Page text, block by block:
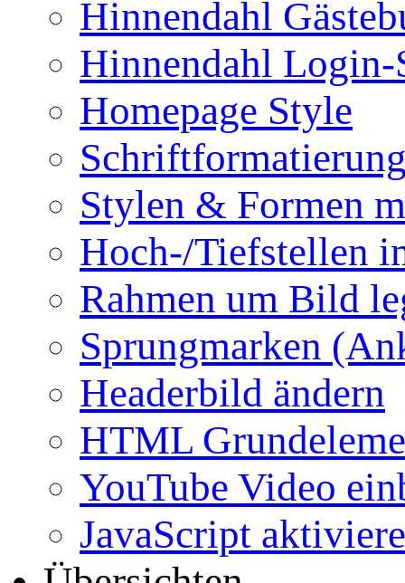
Hinnendahl
Hinnendahl Login-
Homepage Style
Stylen & Formen
Hoch-/Tiefstellen
Rahmen um Bild
Sprungmarken
Headerbild ändern
HTML
YouTube Video
JavaScript